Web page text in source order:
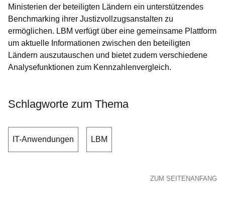
Ministerien der beteiligten Ländern ein unterstützendes
Benchmarking ihrer Justizvollzugsanstalten zu
ermöglichen. LBM verfügt über eine gemeinsame Plattform
um aktuelle Informationen zwischen den beteiligten
Ländern auszutauschen und bietet zudem verschiedene
Analysefunktionen zum Kennzahlenvergleich.
Schlagworte zum Thema
IT-Anwendungen LBM
ZUM SEITENANFANG